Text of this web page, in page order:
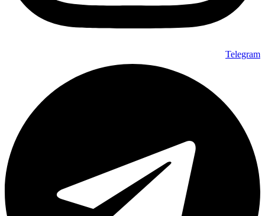
Telegram